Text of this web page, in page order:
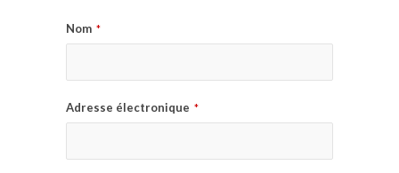
Nom *
Adresse électronique *